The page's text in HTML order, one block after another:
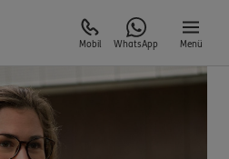
Mobil WhatsApp Menü